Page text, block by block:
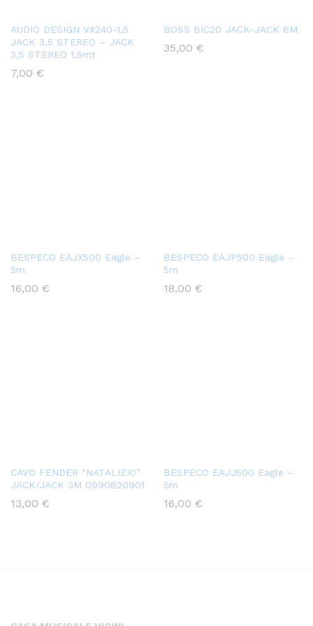
AUDIO DESIGN VX240-1,5
JACK 3,5 STEREO – JACK
3,5 STEREO 1,5mt
7,00 €
BOSS BIC20 JACK-JACK 6M
35,00 €
BESPECO EAJX500 Eagle –
5m
16,00 €
BESPECO EAJP500 Eagle –
5m
18,00 €
CAVO FENDER “NATALIZIO”
JACK/JACK 3M 0990820901
13,00 €
BESPECO EAJJ500 Eagle –
5m
16,00 €